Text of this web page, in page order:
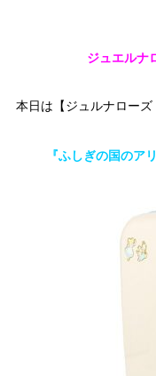
ジュエルナ
本日は【ジュルナロー
『ふしぎの国のア